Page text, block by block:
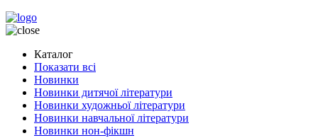
Каталог
Показати всі
Новинки
Новинки дитячої літератури
Новинки художньої літератури
Новинки навчальної літератури
Новинки нон-фікшн